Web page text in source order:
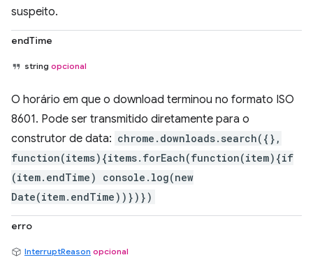
suspeito.
endTime
string opcional
O horário em que o download terminou no formato ISO
8601. Pode ser transmitido diretamente para o
construtor de data: chrome.downloads.search({},
function(items){items.forEach(function(item){if
(item.endTime) console.log(new
Date(item.endTime))})})
erro
InterruptReason opcional